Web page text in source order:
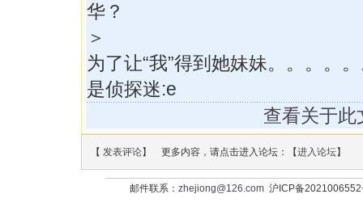
华？
＞
为了让“我”得到她妹妹。。。。
是侦探迷:e
查看关于此
【 发表评论】 更多内容，请点击进入论坛：【进入论坛】
邮件联系： zhejiong@126.com沪ICP备